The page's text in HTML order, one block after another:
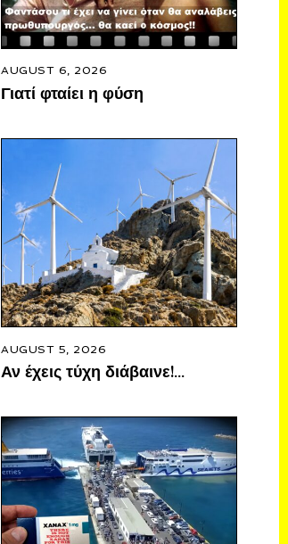
AUGUST 6, 2026
Γιατί φταίει η φύση
AUGUST 5, 2026
Αν έχεις τύχη διάβαινε!…